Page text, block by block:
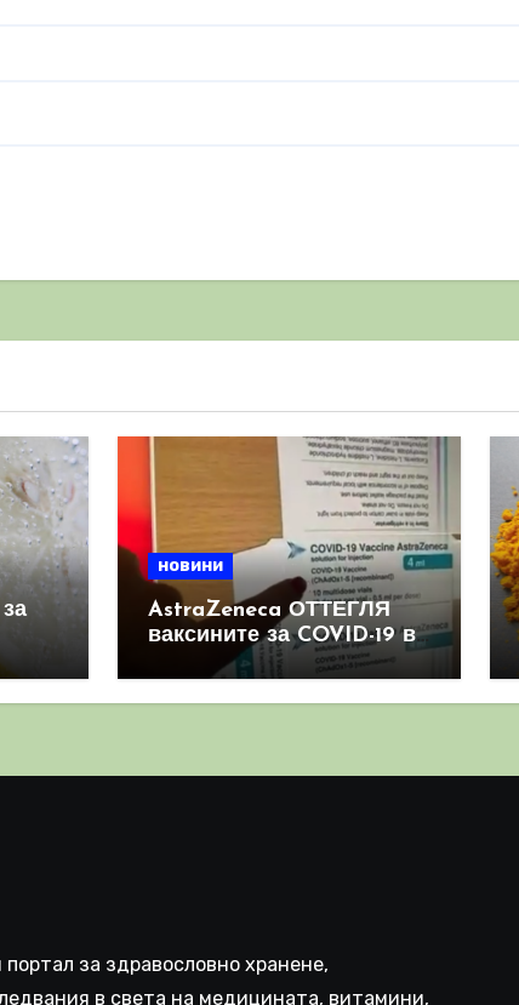
новини
AstraZeneca ОТТЕГЛЯ
ваксините за COVID-19 в
световен мащаб, след
като призна, че те
за здравословно хранене,
в света на медицината, витамини,